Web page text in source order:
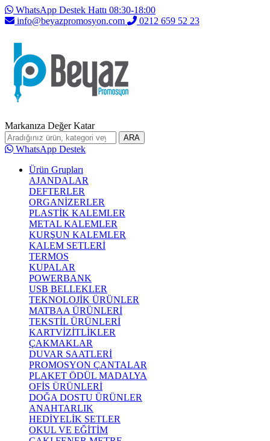
WhatsApp Destek Hattı 08:30-18:00
info@beyazpromosyon.com
0212 659 52 23
Markanıza Değer Katar
ARA
WhatsApp Destek
Ürün Grupları
AJANDALAR
DEFTERLER
ORGANİZERLER
PLASTİK KALEMLER
METAL KALEMLER
KURŞUN KALEMLER
KALEM SETLERİ
TERMOS
KUPALAR
POWERBANK
USB BELLEKLER
TEKNOLOJİK ÜRÜNLER
MATBAA ÜRÜNLERİ
TEKSTİL ÜRÜNLERİ
KARTVİZİTLİKLER
ÇAKMAKLAR
DUVAR SAATLERİ
PROMOSYON ÇANTALAR
PLAKET ÖDÜL MADALYA
OFİS ÜRÜNLERİ
DOĞA DOSTU ÜRÜNLER
ANAHTARLIK
HEDİYELİK SETLER
OKUL VE EĞİTİM